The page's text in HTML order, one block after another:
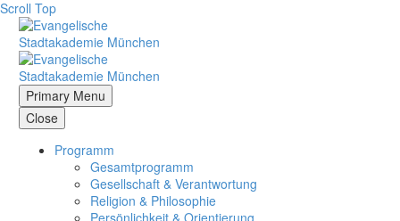
Scroll Top
Primary Menu
Close
Programm
Gesamtprogramm
Gesellschaft & Verantwortung
Religion & Philosophie
Persönlichkeit & Orientierung